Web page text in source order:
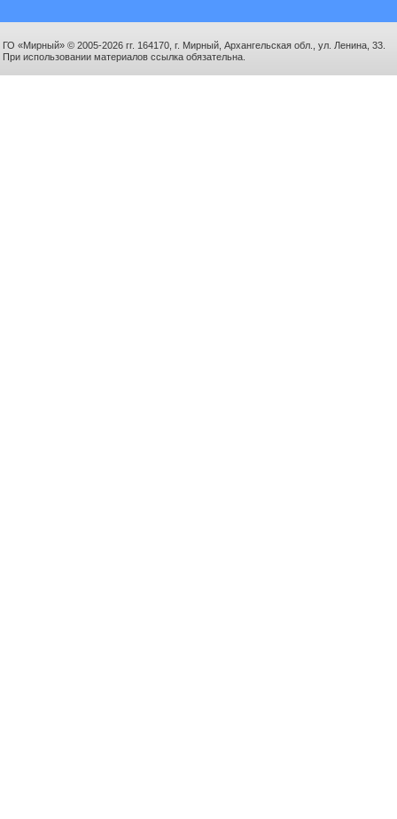
ГО «Мирный» © 2005-2026 гг. 164170, г. Мирный, Архангельская обл., ул. Ленина, 33.
При использовании материалов ссылка обязательна.